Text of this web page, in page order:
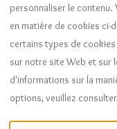
Français EUR
personnaliser le
en matière de cookies ci-
certains types de
sur notre site Web et sur
d'informations sur la
options, veuillez consulter